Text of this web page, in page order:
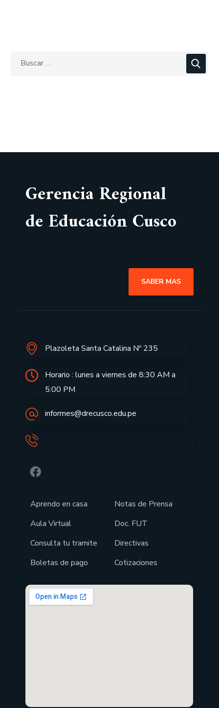
Gerencia Regional
de Educación Cusco
SABER MAS
Plazoleta Santa Catalina Nº 235
Horario : lunes a viernes de 8:30 AM a
5:00 PM
informes@drecusco.edu.pe
Aprendo en casa
Aula Virtual
Consulta tu tramite
Boletas de pago
Notas de Prensa
Doc. FUT
Directivas
Cotizaciones